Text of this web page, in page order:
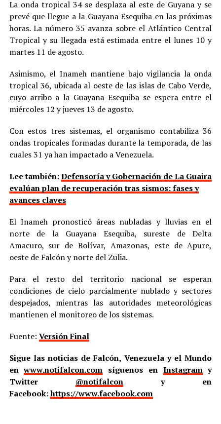
La onda tropical 34 se desplaza al este de Guyana y se
prevé que llegue a la Guayana Esequiba en las próximas
horas. La número 35 avanza sobre el Atlántico Central
Tropical y su llegada está estimada entre el lunes 10 y
martes 11 de agosto.
Asimismo, el Inameh mantiene bajo vigilancia la onda
tropical 36, ubicada al oeste de las islas de Cabo Verde,
cuyo arribo a la Guayana Esequiba se espera entre el
miércoles 12 y jueves 13 de agosto.
Con estos tres sistemas, el organismo contabiliza 36
ondas tropicales formadas durante la temporada, de las
cuales 31 ya han impactado a Venezuela.
Lee también:Defensoría y Gobernación de La Guaira
evalúan plan de recuperación tras sismos: fases y
avances claves
El Inameh pronosticó áreas nubladas y lluvias en el
norte de la Guayana Esequiba, sureste de Delta
Amacuro, sur de Bolívar, Amazonas, este de Apure,
oeste de Falcón y norte del Zulia.
Para el resto del territorio nacional se esperan
condiciones de cielo parcialmente nublado y sectores
despejados, mientras las autoridades meteorológicas
mantienen el monitoreo de los sistemas.
Fuente: Versión Final
Sigue las noticias de Falcón, Venezuela y el Mundo
enwww.notifalcon.com síguenos en Instagramy
Twitter @notifalcony en
Facebook:https://www.facebook.com